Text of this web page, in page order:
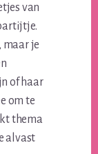
van
maar je
of haar
om te
thema
alvast